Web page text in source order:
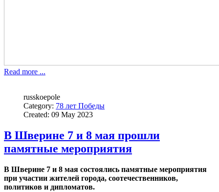
Read more ...
russkoepole
Category: 78 лет Победы
Created: 09 May 2023
В Шверине 7 и 8 мая прошли
памятные мероприятия
В Шверине 7 и 8 мая состоялись памятные мероприятия
при участии жителей города, соотечественников,
политиков и дипломатов.